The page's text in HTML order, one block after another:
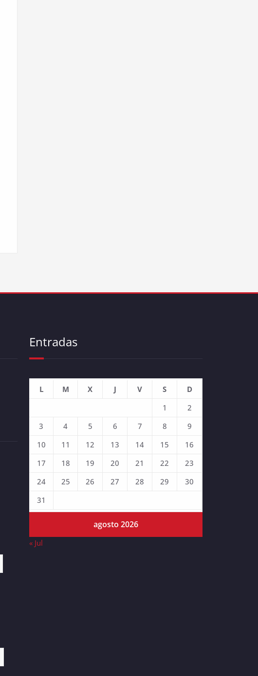
Entradas
agosto 2026
L M X J V S
D
1
2
3
4 5 6 7 8
9
10
11 12 13 14 15
16
17
18 19 20 21 22
23
24
25 26 27 28 29
30
31
« Jul